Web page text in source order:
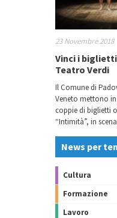
23 Novembre 2018
Vinci i
Teatro Verdi
Il Comune di
Veneto mettono
coppie di biglietti
“Intimità”, in
News per
Cultura
Formazione
Lavoro